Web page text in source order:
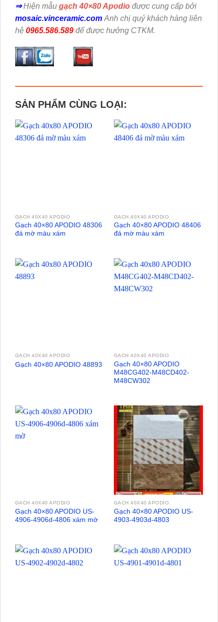
⇒ Hiện mẫu gạch 40×80 Apodio được cung cấp bởi
mosaic.vinceramic.com Anh chị quý khách hàng liên
hệ 0965.586.589 để được hưởng CTKM.
SẢN PHẨM CÙNG LOẠI:
GẠCH 40X40 APODIO
Gạch 40×80 APODIO 48306
đá mờ màu xám
GẠCH 40X40 APODIO
Gạch 40×80 APODIO 48406
đá mờ màu xám
GẠCH 40X40 APODIO
Gạch 40×80 APODIO 48893
GẠCH 40X40 APODIO
Gạch 40×80 APODIO
M48CG402-M48CD402-
M48CW302
GẠCH 40X40 APODIO
Gạch 40×80 APODIO US-
4906-4906d-4806 xám mờ
GẠCH 40X40 APODIO
Gạch 40×80 APODIO US-
4903-4903d-4803